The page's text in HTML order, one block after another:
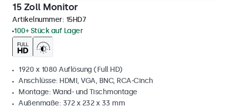
15 Zoll Monitor
Artikelnummer: 15HD7
100+ Stück auf Lager
1920 x 1080 Auflösung (Full HD)
Anschlüsse: HDMI, VGA, BNC, RCA-Cinch
Montage: Wand- und Tischmontage
Außenmaße: 372 x 232 x 33 mm